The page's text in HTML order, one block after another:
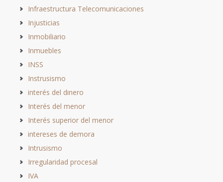
Infraestructura Telecomunicaciones
Injusticias
Inmobiliario
Inmuebles
INSS
Instrusismo
interés del dinero
Interés del menor
Interés superior del menor
intereses de demora
Intrusismo
Irregularidad procesal
IVA